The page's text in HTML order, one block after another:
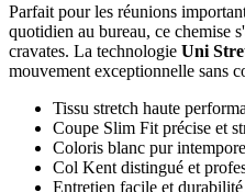
Parfait pour les réunions
quotidien au bureau, ce chemise
cravates. La technologie Uni
mouvement exceptionnelle sans
Tissu stretch haute
Coupe Slim Fit précise et
Coloris blanc pur
Col Kent distingué et
Entretien facile et